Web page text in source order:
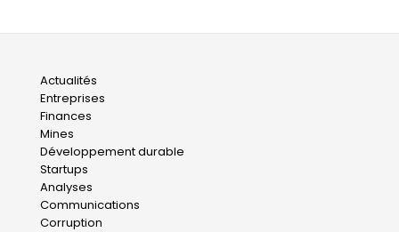
Main
navigation
Actualités
Entreprises
Finances
Mines
Développement durable
Startups
Analyses
Communications
Corruption